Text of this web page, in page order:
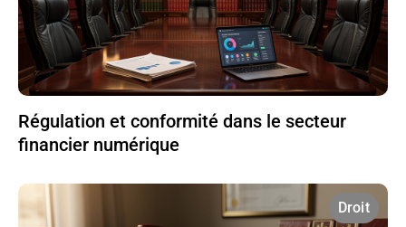
Régulation et conformité dans le secteur
financier numérique
Droit